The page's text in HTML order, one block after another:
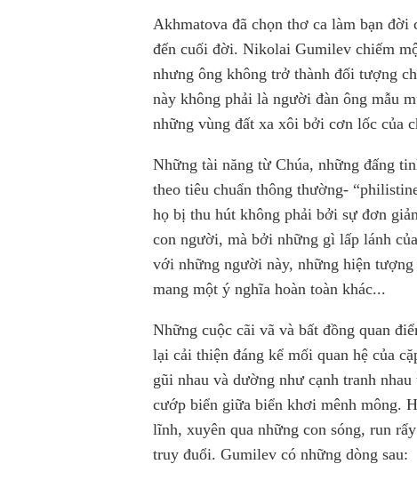
Akhmatova đã chọn thơ ca làm bạn đời
đến cuối đời. Nikolai Gumilev chiếm
nhưng ông không trở thành đối tượng
này không phải là người đàn ông mẫu
những vùng đất xa xôi bởi cơn lốc của
Những tài năng từ Chúa, những đấng
theo tiêu chuẩn thông thường-
họ bị thu hút không phải bởi sự đơn
con người, mà bởi những gì lấp lánh
với những người này, những hiện
mang một ý nghĩa hoàn toàn khác...
Những cuộc cãi vã và bất đồng quan
lại cải thiện đáng kể mối quan hệ của
gũi nhau và dường như cạnh tranh
cướp biển giữa biển khơi mênh mông.
lĩnh, xuyên qua những con sóng, run
truy đuổi. Gumilev có những dòng sau: